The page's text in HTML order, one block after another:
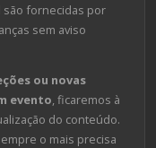
são fornecidas por
sem aviso
ou novas
evento, ficaremos à
do conteúdo.
o mais precisa